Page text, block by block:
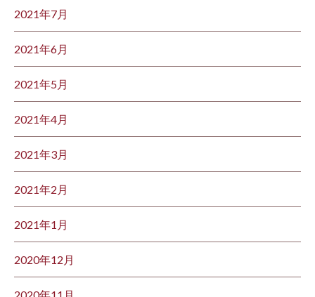
2021年7月
2021年6月
2021年5月
2021年4月
2021年3月
2021年2月
2021年1月
2020年12月